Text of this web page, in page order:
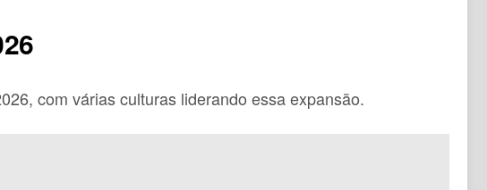
com várias culturas liderando essa expansão.